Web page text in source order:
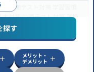
・定期テスト対策
大対策共通テスト対策英検
に対応学習にPC・タブレ
講可能季節講習のみの受講
探す
メリット・
デメリット